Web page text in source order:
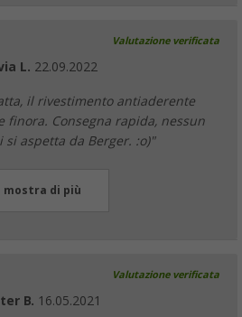
Valutazione verificata
L. 22.09.2022
il rivestimento antiaderente
finora. Consegna rapida, nessun
si aspetta da Berger. :o)"
mostra di più
Valutazione verificata
B. 16.05.2021